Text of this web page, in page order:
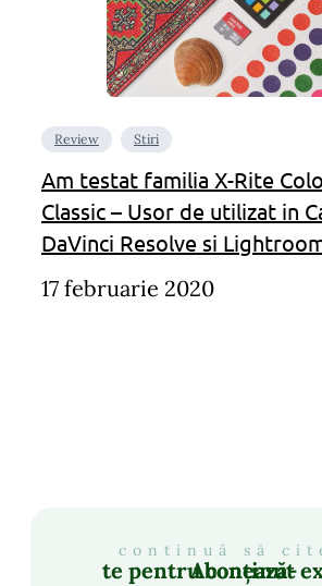
Review Stiri
Am testat familia X-Rite
Classic – Usor de utilizat in
DaVinci Resolve si
17 februarie 2020
continuă să
Abonează-te pentru